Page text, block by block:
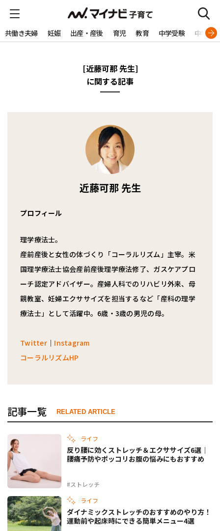
共働き夫婦 妊娠 出産・産後 育児 教育 中学受験 中学生
[近藤可那 先生]
に関する記事
近藤可那 先生
プロフィール
理学療法士。
産前産後と女性の体づくり「コーラルリズム」主宰。米
国理学療法士協会産前産後理学療法修了、ガスケアプロ
ーチ認定アドバイザー。産婦人科でのリハビリ外来、母
親教室、妊婦エクササイズを担当するなど「産科の理学
療法士」として活躍中。6歳・3歳の男児の母。
Twitter｜ Instagram
コーラルリズムHP
記事一覧 RELATED ARTICLE
ライフ
#ストレッチ
反り腰に効くストレッチ＆エクササイズ6選｜
腰痛予防やポッコリお腹の悩みにもおすすめ
ライフ
ダイナミックストレッチのおすすめのやり方！
運動前や起床時にできる簡単メニュー4選